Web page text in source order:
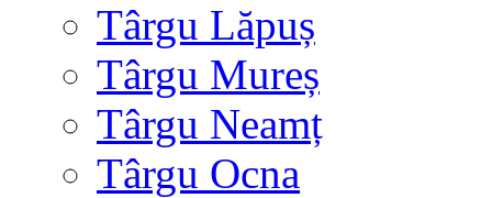
Târgu Lăpuș
Târgu Mureș
Târgu Neamț
Târgu Ocna